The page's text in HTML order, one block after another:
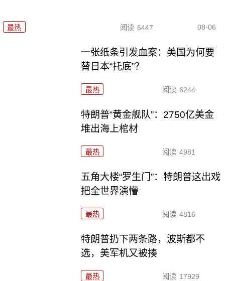
最热 阅读 6447 08-06
一张纸条引发血案：美国为何要
替日本“托底”？
最热 阅读 6244
特朗普“黄金舰队”：2750亿美金
堆出海上棺材
最热 阅读 4981
五角大楼“罗生门”：特朗普这出戏
把全世界演懵
最热 阅读 4816
特朗普扔下两条路，波斯都不
选，美军机又被揍
最热 阅读 17929